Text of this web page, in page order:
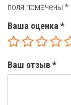
поля помечены *
Ваша оценка *
Ваш отзыв*